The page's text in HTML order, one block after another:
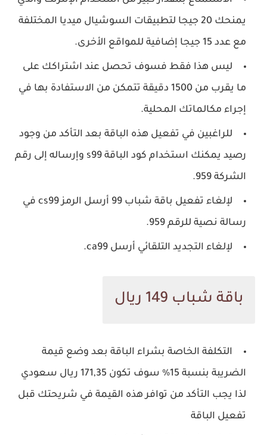
يمنحك 20 جيجا لتطبيقات السوشيال ميديا المختلفة
مع عدد 15 جيجا إضافية للمواقع الأخرى.
ليس هذا فقط فسوف تحصل عند اشتراكك على
ما يقرب من 1500 دقيقة تتمكن من الاستفادة بها في
إجراء مكالماتك المحلية.
للراغبين في تفعيل هذه الباقة بعد التأكد من وجود
رصيد يمكنك استخدام كود الباقة s99 وإرساله إلى رقم
الشركة 959.
لإلغاء تفعيل باقة شباب 99 أرسل الرمز cs99 في
رسالة نصية للرقم 959.
لإلغاء التجديد التلقائي أرسل ca99.
باقة شباب 149 ريال
التكلفة الخاصة بشراء الباقة بعد وضع قيمة
الضريبة بنسبة 15% سوف تكون 171,35 ريال سعودي
لذا يجب التأكد من توافر هذه القيمة في شريحتك قبل
تفعيل الباقة